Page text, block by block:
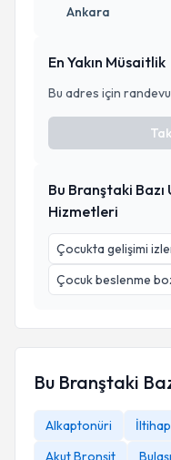
Ankara
En Yakın Müsaitlik
Bu adres için
Bu Branştaki Bazı
Hizmetleri
Çocukta gelişimi
Çocuk beslenme
Bu Branştaki
Alkaptonüri
Akut Bronşit